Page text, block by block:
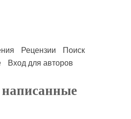
Рецензии
Поиск
Вход для авторов
написанные